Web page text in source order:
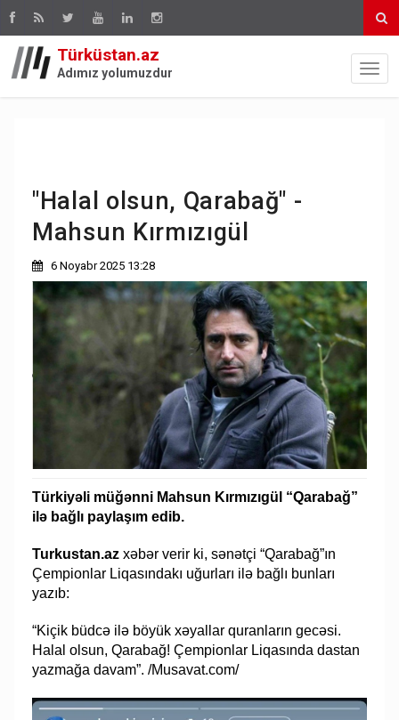
Türküstan.az
Adımız yolumuzdur
"Halal olsun, Qarabağ" -
Mahsun Kırmızıgül
6 Noyabr 2025 13:28
Türkiyəli müğənni Mahsun Kırmızıgül “Qarabağ”
ilə bağlı paylaşım edib.
Turkustan.azxəbər verir ki, sənətçi “Qarabağ”ın
Çempionlar Liqasındakı uğurları ilə bağlı bunları
yazıb:
“Kiçik büdcə ilə böyük xəyallar quranların gecəsi.
Halal olsun, Qarabağ! Çempionlar Liqasında dastan
yazmağa davam”. /Musavat.com/